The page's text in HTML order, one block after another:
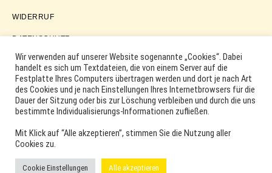
WIDERRUF
DATENSCHUTZ
COPYRIGHT © 2026 · WORDPRESS
LOG IN
MARKEN, ERSATZTEILNUMMERN, PRODUKTNAMEN SOWIE
PRODUKTABBILDUNGEN UND LOGOS WERDEN NUR ZUR
IDENTIFIKATION DER PRODUKTE VERWENDET UND KÖNNEN
EINGETRAGENE MARKEN DER ENTSPRECHENDEN
HERSTELLER SEIN. VERWENDETE MARKEN- UND
ODER EINGETRAGENE WARENZEICHEN DER
Wir verwenden auf unserer Website sogenannte „Cookies“. Dabei
handelt es sich um Textdateien, die von einem Server auf die
Festplatte Ihres Computers übertragen werden und dort je nach Art
des Cookies und je nach Einstellungen Ihres Internetbrowsers für die
Dauer der Sitzung oder bis zur Löschung verbleiben und durch die uns
bestimmte Individualisierungs-Informationen zufließen.
Mit Klick auf “Alle akzeptieren”, stimmen Sie die Nutzung aller
Cookies zu.
Cookie Einstellungen Alle akzeptieren